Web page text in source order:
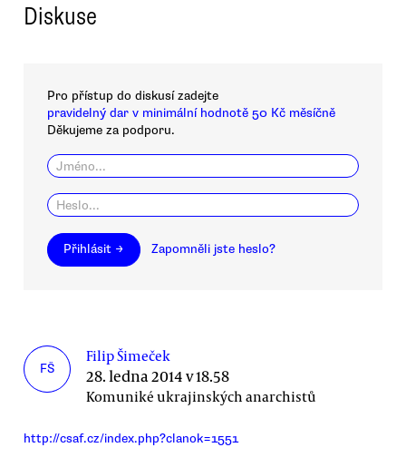
Diskuse
Pro přístup do diskusí zadejte
pravidelný dar v minimální hodnotě 50 Kč měsíčně
Děkujeme za podporu.
Přihlásit → Zapomněli jste heslo?
FŠ
Filip Šimeček
28. ledna 2014 v 18.58
Komuniké ukrajinských anarchistů
http://csaf.cz/index.php?clanok=1551